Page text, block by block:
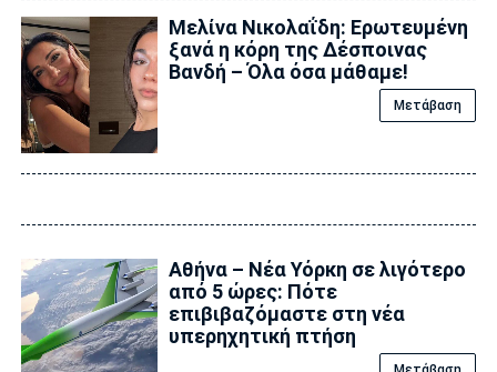
Μελίνα Νικολαΐδη: Ερωτευμένη
ξανά η κόρη της Δέσποινας
Βανδή – Όλα όσα μάθαμε!
Μετάβαση
Αθήνα – Νέα Υόρκη σε λιγότερο
από 5 ώρες: Πότε
επιβιβαζόμαστε στη νέα
υπερηχητική πτήση